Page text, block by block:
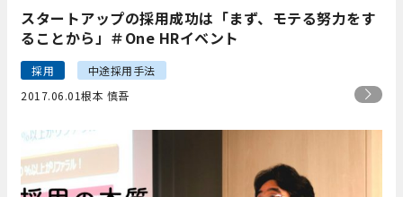
スタートアップの採用成功は「まず、モテる努力をす
ることから」＃One HRイベント
採用
中途採用手法
2017.06.01根本 慎吾